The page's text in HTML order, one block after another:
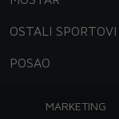
OSTALI SPORTOVI
POSAO
MARKETING